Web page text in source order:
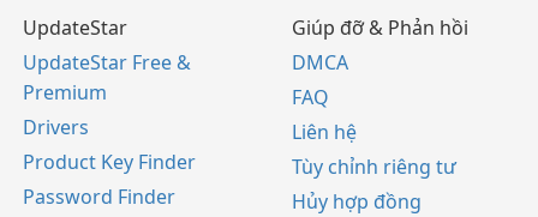
UpdateStar
UpdateStar Free &
Premium
Drivers
Product Key Finder
Password Finder
Giúp đỡ & Phản hồi
DMCA
FAQ
Liên hệ
Tùy chỉnh riêng tư
Hủy hợp đồng